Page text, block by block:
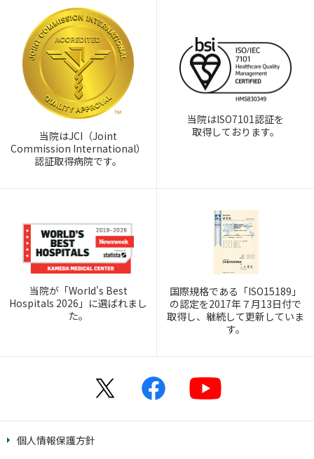
当院はJCI（Joint
Commission International）
認証取得病院です。
当院はISO7101認証を
取得しております。
当院が「World's Best
Hospitals 2026」に選ばれまし
た。
国際規格である「ISO15189」
の認定を2017年７月13日付で
取得し、継続して更新していま
す。
個人情報保護方針